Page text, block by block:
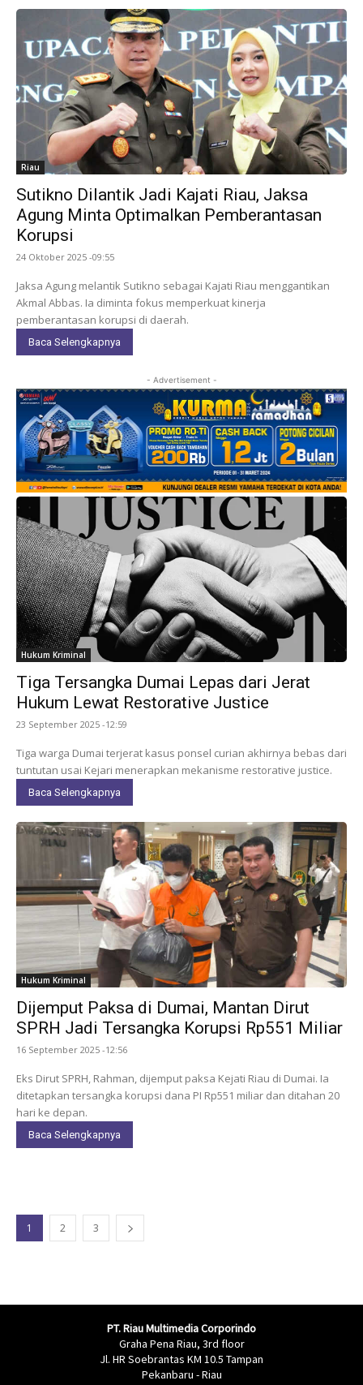
Riau
Sutikno Dilantik Jadi Kajati Riau, Jaksa
Agung Minta Optimalkan Pemberantasan
Korupsi
24 Oktober 2025 -09:55
Jaksa Agung melantik Sutikno sebagai Kajati Riau menggantikan
Akmal Abbas. Ia diminta fokus memperkuat kinerja
pemberantasan korupsi di daerah.
Baca Selengkapnya
- Advertisement -
Hukum Kriminal
Tiga Tersangka Dumai Lepas dari Jerat
Hukum Lewat Restorative Justice
23 September 2025 -12:59
Tiga warga Dumai terjerat kasus ponsel curian akhirnya bebas dari
tuntutan usai Kejari menerapkan mekanisme restorative justice.
Baca Selengkapnya
Hukum Kriminal
Dijemput Paksa di Dumai, Mantan Dirut
SPRH Jadi Tersangka Korupsi Rp551 Miliar
16 September 2025 -12:56
Eks Dirut SPRH, Rahman, dijemput paksa Kejati Riau di Dumai. Ia
ditetapkan tersangka korupsi dana PI Rp551 miliar dan ditahan 20
hari ke depan.
Baca Selengkapnya
1 2 3
PT. Riau Multimedia Corporindo
Graha Pena Riau, 3rd floor
Jl. HR Soebrantas KM 10.5 Tampan
Pekanbaru - Riau